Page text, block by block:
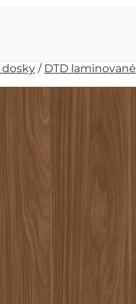
dosky / DTD laminované